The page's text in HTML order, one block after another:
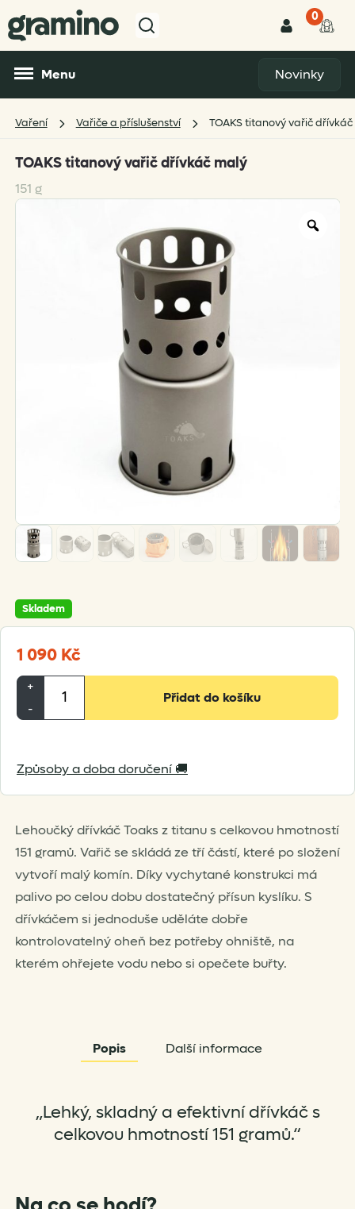
0
Menu Novinky
Vaření Vařiče a příslušenství TOAKS titanový vařič
TOAKS titanový vařič dřívkáč malý
151 g
1 090 Kč
Lehoučký dřívkáč Toaks z titanu s celkovou hmotností
151 gramů. Vařič se skládá ze tří částí, které po složení
vytvoří malý komín. Díky vychytané konstrukci má
palivo po celou dobu dostatečný přísun kyslíku. S
dřívkáčem si jednoduše uděláte dobře
kontrolovatelný oheň bez potřeby ohniště, na
kterém ohřejete vodu nebo si opečete buřty.
Skladem
+
-
titanový
malý
množství
Přidat do košíku
Způsoby a doba doručení 🚚
Popis Další informace
„Lehký, skladný a efektivní dřívkáč s
celkovou hmotností 151 gramů.“